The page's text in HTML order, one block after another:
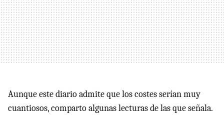
Aunque este diario admite que los costes serían muy
cuantiosos, comparto algunas lecturas de las que señala.